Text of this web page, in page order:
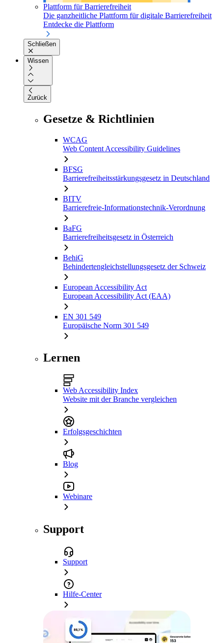
Plattform für Barrierefreiheit
Die ganzheitliche Plattform für digitale Barrierefreiheit
Entdecke die Plattform
Schließen
Wissen
Zurück
Gesetze & Richtlinien
WCAG
Web Content Accessibility Guidelines
BFSG
Barrierefreiheitsstärkungsgesetz in Deutschland
BITV
Barrierefreie-Informationstechnik-Verordnung
BaFG
Barrierefreiheitsgesetz in Österreich
BehiG
Behindertengleichstellungsgesetz der Schweiz
European Accessibility Act
European Accessibility Act (EAA)
EN 301 549
Europäische Norm 301 549
Lernen
Web Accessibility Index
Website mit der Branche vergleichen
Erfolgsgeschichten
Blog
Webinare
Support
Support
Hilfe-Center